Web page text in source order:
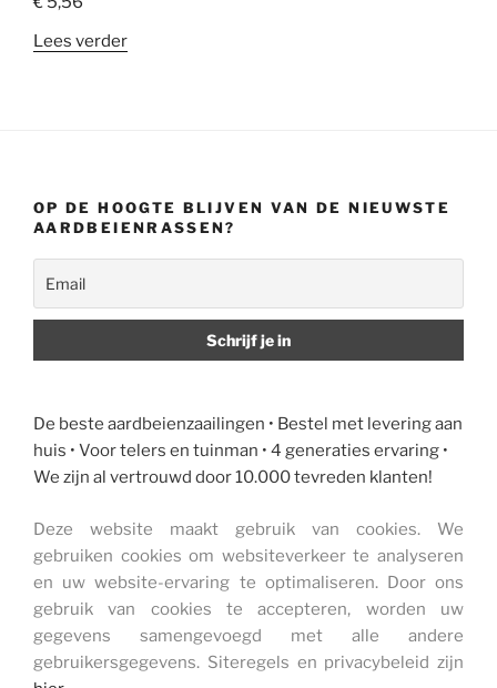
Lees verder
OP DE HOOGTE BLIJVEN VAN DE NIEUWSTE
AARDBEIENRASSEN?
De beste aardbeienzaailingen • Bestel met levering aan
huis • Voor telers en tuinman • 4 generaties ervaring •
We zijn al vertrouwd door 10.000 tevreden klanten!
Deze website maakt gebruik van cookies. We
gebruiken cookies om websiteverkeer te analyseren
en uw website-ervaring te optimaliseren. Door ons
gebruik van cookies te accepteren, worden uw
gegevens samengevoegd met alle andere
gebruikersgegevens. Siteregels en privacybeleid zijn